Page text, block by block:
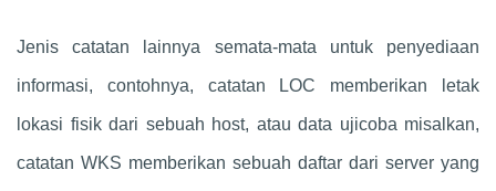
Jenis catatan lainnya semata-mata untuk penyediaan
informasi, contohnya, catatan LOC memberikan letak
lokasi fisik dari sebuah host, atau data ujicoba misalkan,
catatan WKS memberikan sebuah daftar dari server yang